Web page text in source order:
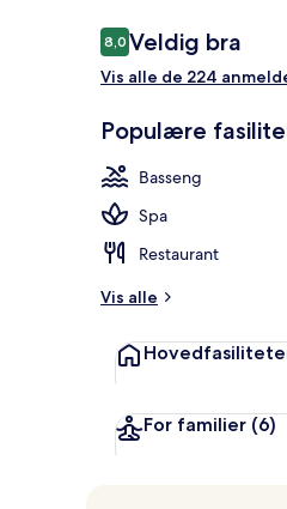
Anmeldelser
8,08,0 av 10 –
Veldig bra
Vis alle de 224
Populære
Basseng
Spa
Restaurant
Vis alle
For familier (6)